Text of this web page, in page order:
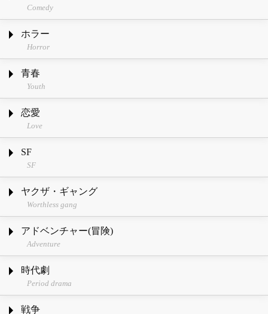
Comedy
ホラー
Horror
青春
Youth
恋愛
Love
SF
SF
ヤクザ・ギャング
Worthless gang
アドベンチャー(冒険)
Adventure
時代劇
Period drama
戦争